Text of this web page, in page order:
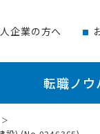
企業の方へ
転職ノウ